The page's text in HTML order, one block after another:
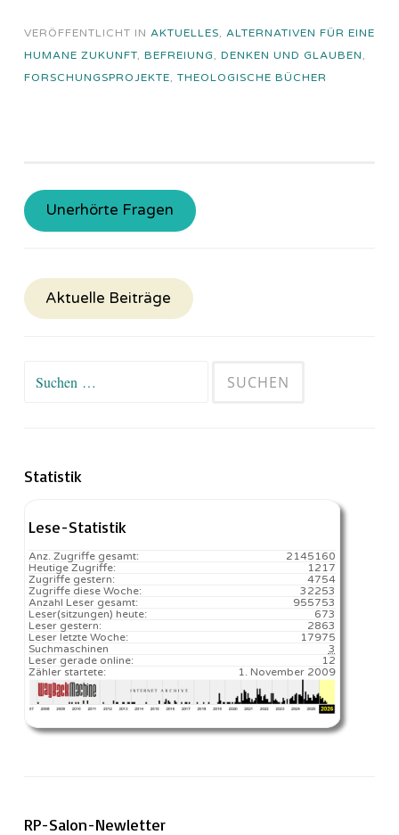
VERÖFFENTLICHT IN AKTUELLES, ALTERNATIVEN FÜR EINE
HUMANE ZUKUNFT, BEFREIUNG, DENKEN UND GLAUBEN,
FORSCHUNGSPROJEKTE, THEOLOGISCHE BÜCHER
Unerhörte Fragen
Aktuelle Beiträge
Suchen
Statistik
Lese-Statistik
2145160
Anz. Zugriffe gesamt:
1217
Heutige Zugriffe:
4754
Zugriffe gestern:
32253
Zugriffe diese Woche:
955753
Anzahl Leser gesamt:
673️
Leser(sitzungen) heute:
2863
Leser gestern:
17975️
Leser letzte Woche:
3
Suchmaschinen
12
Leser gerade online:
1. November 2009
Zähler startete:
RP-Salon-Newletter